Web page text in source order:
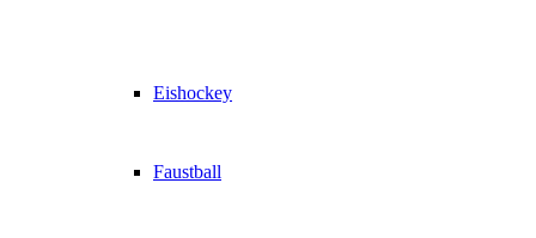
Eishockey
Faustball